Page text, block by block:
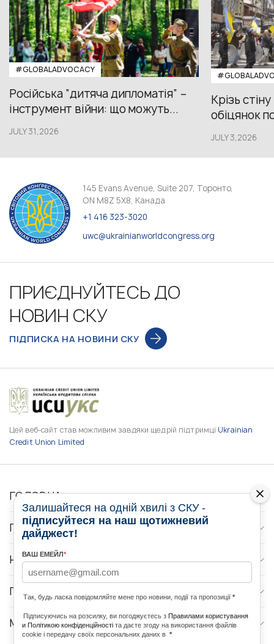
#GLOBALADVOCACY
Російська “дитяча дипломатія” –
інструмент війни: що можуть...
JULY 31,2026
Крізь
обіцянок
JULY 3,2026
145 Evans Avenue, Suite 207, Торонто,
ON M8Z 5X8, Канада
+1 416 323-3020
uwc@ukrainianworldcongress.org
ПРИЄДНУЙТЕСЬ ДО
НОВИН СКУ
ПІДПИСКА НА НОВИНИ СКУ
Цей веб-сайт став можливим завдяки щедрій підтримці Ukrainian
Credit Union Limited
ГОЛОВНА
ПРО НАС
НОВИНИ
ПРОГРАМИ
МЕДІА КОНТАКТИ
Залишайтеся на одній хвилі з СКУ -
підписуйтеся на наш щотижневий
дайджест!
ВАШ ЕМЕЙЛ*
Так, будь ласка повідомляйте мене про новини, події та пропозиції *
Підписуючись на розсилку, ви погоджуєтесь з Правилами користування
и Політикою конфіденційності та даєте згоду на використання файлів
cookie і передачу своїх персональних даних в *